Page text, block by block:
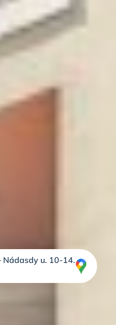
Nádasdy u. 10-14.